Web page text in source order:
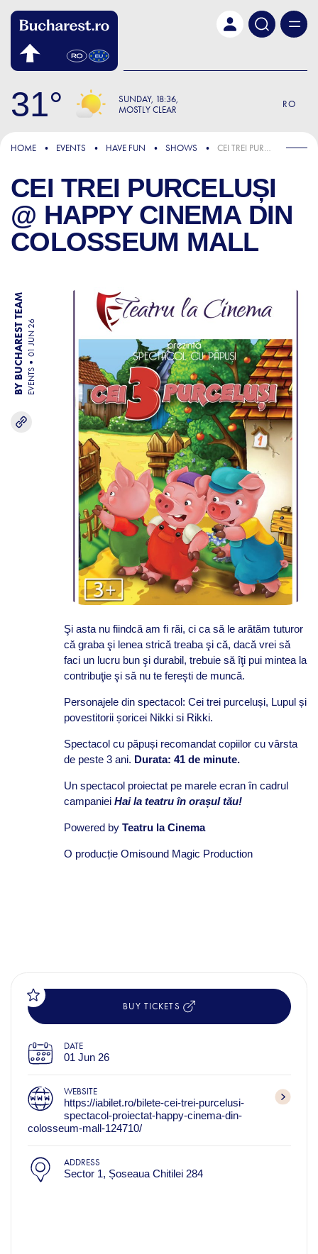
31 SUNDAY 18:36
MOSTLY CLEAR
RO
HOME EVENTS HAVE FUN SHOWS CEI TREI PURCELUȘI @ HAPPY CINEMA DIN COLOSSEUM MALL
CEI TREI PURCELUȘI
@ HAPPY CINEMA DIN
COLOSSEUM MALL
BY BUCHAREST TEAM EVENTS
01 JUN 26
Şi asta nu fiindcă am fi răi, ci ca să le arătăm tuturor
că graba şi lenea strică treaba şi că, dacă vrei să
faci un lucru bun şi durabil, trebuie să îţi pui mintea la
contribuţie şi să nu te fereşti de muncă.
Personajele din spectacol: Cei trei purceluși, Lupul și
povestitorii șoricei Nikki si Rikki.
Spectacol cu păpuși recomandat copiilor cu vârsta
de peste 3 ani. Durata: 41 de minute.
Un spectacol proiectat pe marele ecran în cadrul
campaniei Hai la teatru în orașul tău!
Powered by Teatru la Cinema
O producție Omisound Magic Production
BUY TICKETS
DATE
01 Jun 26
WEBSITE
https://iabilet.ro/bilete-cei-trei-purcelusi-
spectacol-proiectat-happy-cinema-din-
colosseum-mall-124710/
ADDRESS
Sector 1, Șoseaua Chitilei 284